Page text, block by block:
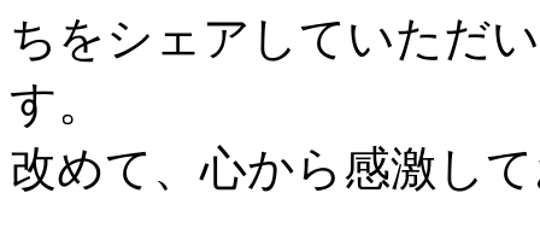
ちをシェアしていただ
す。
改めて、心から感激し